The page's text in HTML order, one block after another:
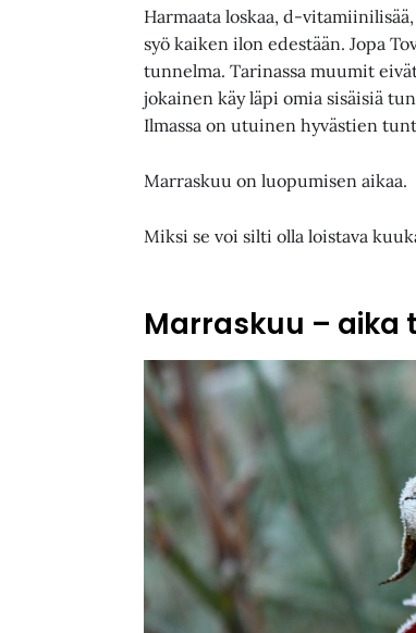
Harmaata loskaa, d-
syö kaiken ilon edestään. Jopa
tunnelma. Tarinassa muumit
jokainen käy läpi omia sisäisiä
Ilmassa on utuinen hyvästien
Marraskuu on luopumisen aikaa.
Miksi se voi silti olla loistava
Marraskuu – aika